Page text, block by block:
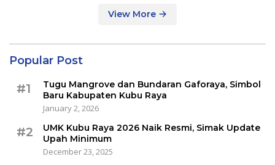
View More
Popular Post
#1
Tugu Mangrove dan Bundaran Gaforaya, Simbol
Baru Kabupaten Kubu Raya
January 2, 2026
#2
UMK Kubu Raya 2026 Naik Resmi, Simak Update
Upah Minimum
December 23, 2025